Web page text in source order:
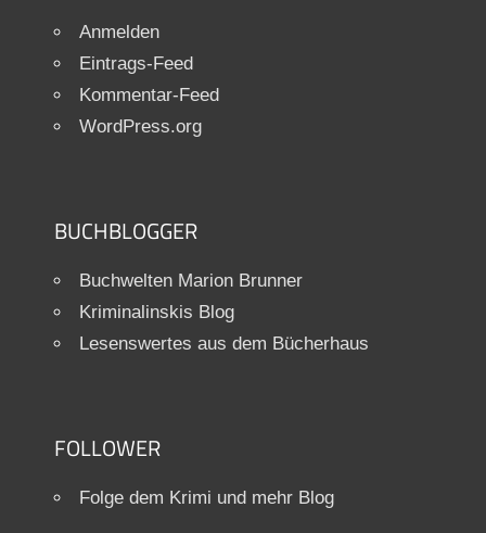
Anmelden
Eintrags-Feed
Kommentar-Feed
WordPress.org
BUCHBLOGGER
Buchwelten Marion Brunner
Kriminalinskis Blog
Lesenswertes aus dem Bücherhaus
FOLLOWER
Folge dem Krimi und mehr Blog